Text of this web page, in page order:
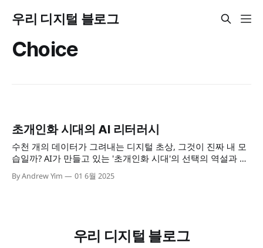
우리 디지털 블로그
Choice
초개인화 시대의 AI 리터러시
수천 개의 데이터가 그려내는 디지털 초상, 그것이 진짜 내 모
습일까? AI가 만들고 있는 '초개인화 시대'의 선택의 역설과 자
아 정체성의 위기를 돌아보았으면 한다.
By Andrew Yim 01 6월 2025
우리 디지털 블로그